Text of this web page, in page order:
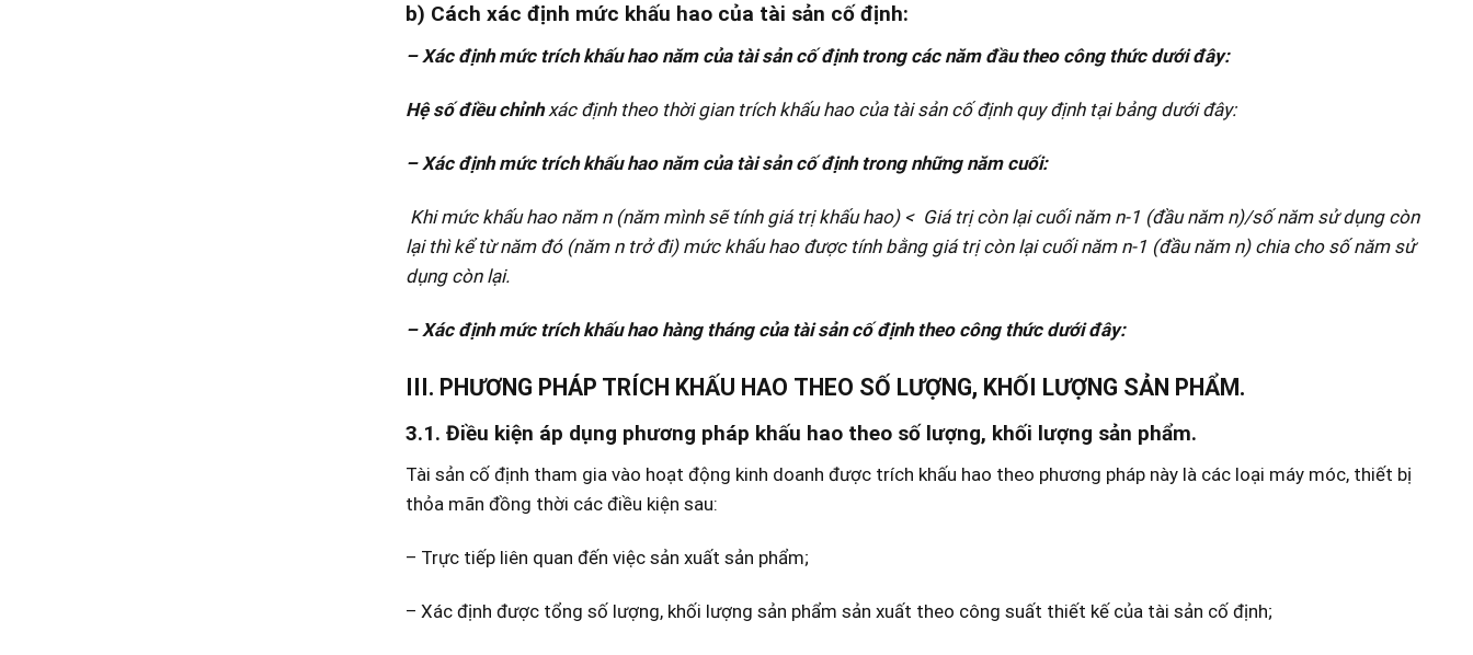
b) Cách xác định mức khấu hao của tài sản cố định:
– Xác định mức trích khấu hao năm của tài sản cố định trong các năm đầu theo công thức dưới đây:
Hệ số điều chỉnh xác định theo thời gian trích khấu hao của tài sản cố định quy định tại bảng dưới đây:
– Xác định mức trích khấu hao năm của tài sản cố định trong những năm cuối:
Khi mức khấu hao năm n (năm mình sẽ tính giá trị khấu hao) < Giá trị còn lại cuối năm n-1 (đầu năm n)/số năm sử dụng còn
lại thì kể từ năm đó (năm n trở đi) mức khấu hao được tính bằng giá trị còn lại cuối năm n-1 (đầu năm n) chia cho số năm sử
dụng còn lại.
– Xác địnhmức trích khấu hao hàng thángcủa tài sản cố định theo công thức dưới đây:
III. PHƯƠNG PHÁP TRÍCH KHẤU HAO THEO SỐ LƯỢNG, KHỐI LƯỢNG SẢN PHẨM.
3.1. Điều kiện áp dụng phương pháp khấu hao theo số lượng, khối lượng sản phẩm.
Tài sản cố định tham gia vào hoạt động kinh doanh được trích khấu hao theo phương pháp này là các loại máy móc, thiết bị
thỏa mãn đồng thời các điều kiện sau:
– Trực tiếp liên quan đến việc sản xuất sản phẩm;
– Xác định được tổng số lượng, khối lượng sản phẩm sản xuất theo công suất thiết kế của tài sản cố định;